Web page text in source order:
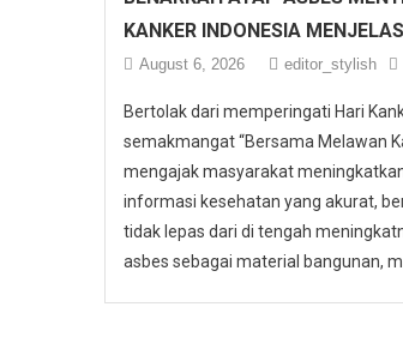
KANKER INDONESIA
August 6, 2026 editor_stylish
Bertolak dari memperingati Hari
semakmangat “Bersama Melawan
mengajak masyarakat
informasi kesehatan yang akurat,
tidak lepas dari di tengah
asbes sebagai material bangunan,